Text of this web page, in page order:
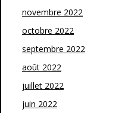
novembre 2022
octobre 2022
septembre 2022
août 2022
juillet 2022
juin 2022